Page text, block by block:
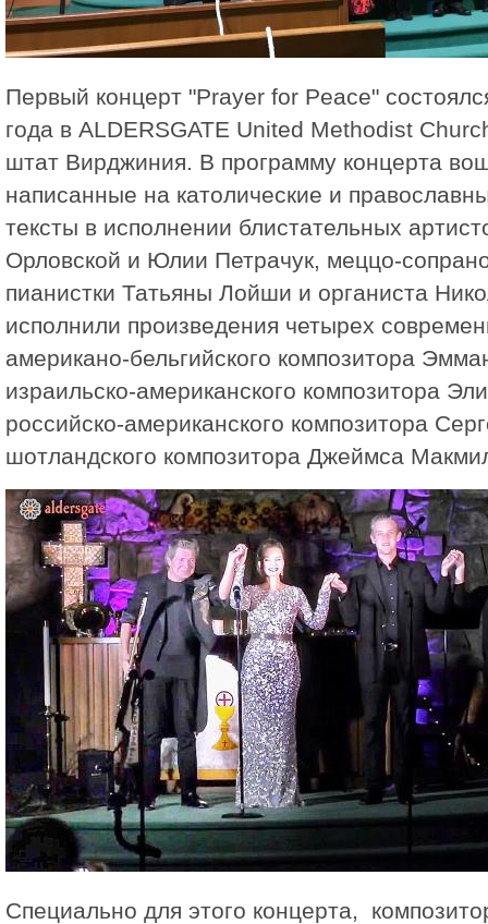
Первый концерт "Prayer for Peace"
года в ALDERSGATE United Methodist
штат Вирджиния. В программу концерта
написанные на католические и
тексты в исполнении блистательных
Орловской и Юлии Петрачук, меццо-
пианистки Татьяны Лойши и органиста
исполнили произведения четырех
американо-бельгийского композитора
израильско-американского композитора
российско-американского композитора
шотландского композитора Джеймса
Специально для этого концерта,